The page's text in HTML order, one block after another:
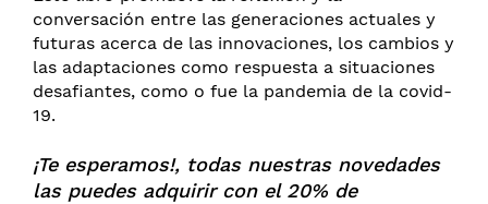
conversación entre las generaciones actuales y
futuras acerca de las innovaciones, los cambios y
las adaptaciones como respuesta a situaciones
desafiantes, como o fue la pandemia de la covid-
19.
¡Te esperamos!, todas nuestras novedades
las puedes adquirir con el 20% de